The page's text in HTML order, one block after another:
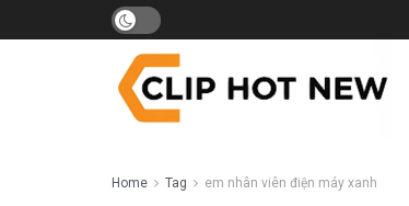
Home Tag em nhân viên điện máy xanh